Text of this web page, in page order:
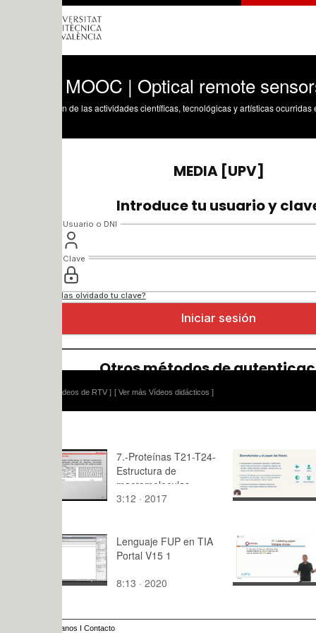
| Optical remote sensors:
de las actividades científicas, tecnológicas y artísticas ocurridas en los tres
[ Ver más Vídeos didácticos ]
7.-Proteínas T21-T24-
Estructura de
macromoleculas
3:12 · 2017
Video
grupo 46
10:47 ·
Lenguaje FUP en TIA
Portal V15 1
8:13 · 2020
C1
Multiple
11:48 ·